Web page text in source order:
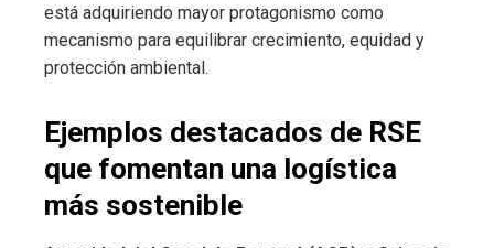
está adquiriendo mayor protagonismo como
mecanismo para equilibrar crecimiento, equidad y
protección ambiental.
Ejemplos destacados de RSE
que fomentan una logística
más sostenible